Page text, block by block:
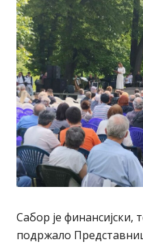
Сабор је финансијски,
подржало